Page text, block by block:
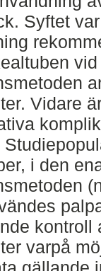
Syftet
Vidare
i den
kontroll
varpå